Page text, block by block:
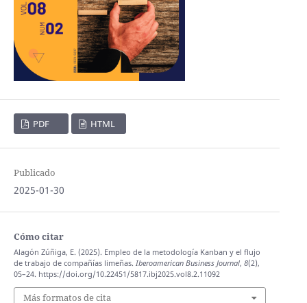
PDF HTML
Publicado
2025-01-30
Cómo citar
Alagón Zúñiga, E. (2025). Empleo de la metodología Kanban y el flujo
de trabajo de compañías limeñas. Iberoamerican Business Journal, 8(2),
05–24. https://doi.org/10.22451/5817.ibj2025.vol8.2.11092
Más formatos de cita